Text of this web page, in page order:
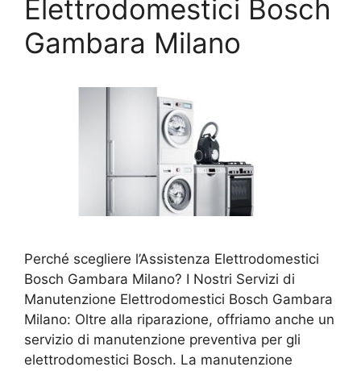
Elettrodomestici Bosch
Gambara Milano
Perché scegliere l’Assistenza Elettrodomestici
Bosch Gambara Milano? I Nostri Servizi di
Manutenzione Elettrodomestici Bosch Gambara
Milano: Oltre alla riparazione, offriamo anche un
servizio di manutenzione preventiva per gli
elettrodomestici Bosch. La manutenzione